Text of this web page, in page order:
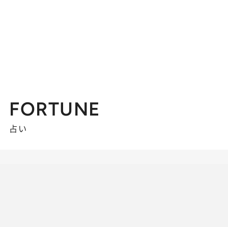
FORTUNE
占い